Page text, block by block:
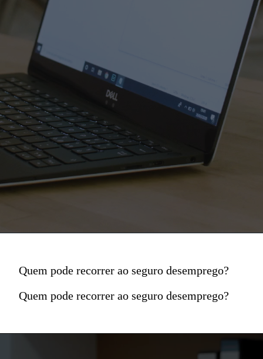
Quem pode recorrer ao seguro desemprego?
Quem pode recorrer ao seguro desemprego?